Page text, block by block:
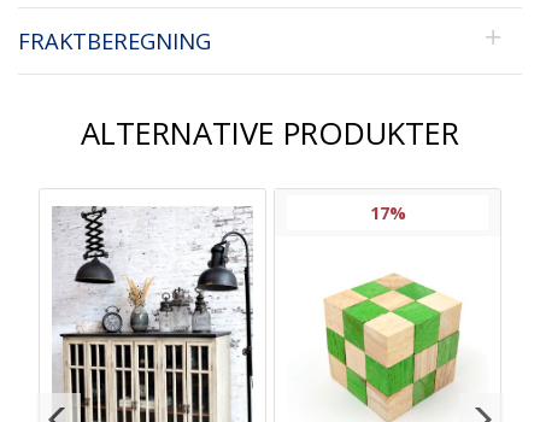
FRAKTBEREGNING
ALTERNATIVE PRODUKTER
17%